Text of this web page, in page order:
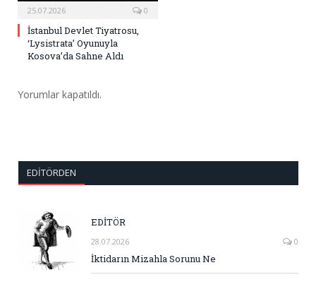
25.07.2026 0
İstanbul Devlet Tiyatrosu,
‘Lysistrata’ Oyunuyla
Kosova’da Sahne Aldı
Yorumlar kapatıldı.
EDITÖRDEN
EDİTÖR
28.07.2026 0
İktidarın Mizahla Sorunu Ne